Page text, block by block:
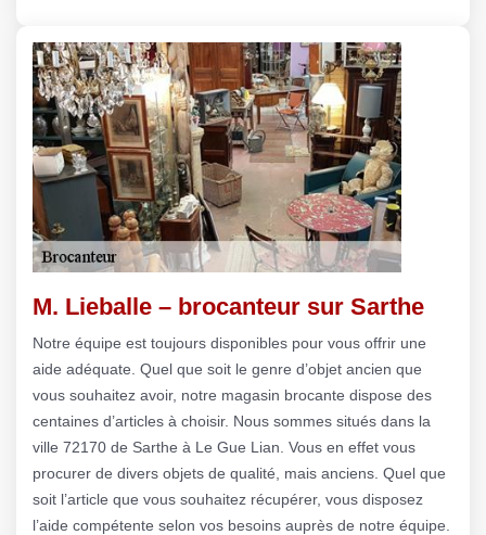
M. Lieballe – brocanteur sur Sarthe
Notre équipe est toujours disponibles pour vous offrir une
aide adéquate. Quel que soit le genre d’objet ancien que
vous souhaitez avoir, notre magasin brocante dispose des
centaines d’articles à choisir. Nous sommes situés dans la
ville 72170 de Sarthe à Le Gue Lian. Vous en effet vous
procurer de divers objets de qualité, mais anciens. Quel que
soit l’article que vous souhaitez récupérer, vous disposez
l’aide compétente selon vos besoins auprès de notre équipe.